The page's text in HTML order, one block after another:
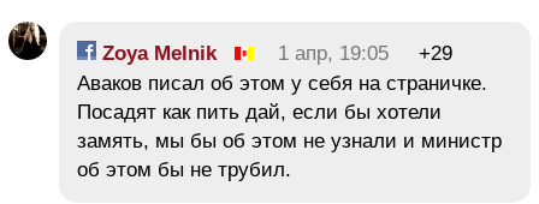
Zoya Melnik 1 апр, 19:05
+29
Аваков писал об этом у себя на страничке.
Посадят как пить дай, если бы хотели
замять, мы бы об этом не узнали и министр
об этом бы не трубил.